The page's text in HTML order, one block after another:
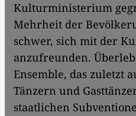
Kulturministerium
Mehrheit der
schwer, sich mit der
anzufreunden.
Ensemble, das zuletzt
Tänzern und
staatlichen